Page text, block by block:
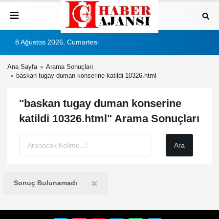
8 Ağustos 2026, Cumartesi
Ana Sayfa
Arama Sonuçları
baskan tugay duman konserine katildi 10326.html
"baskan tugay duman konserine
katildi 10326.html" Arama Sonuçları
Sonuç Bulunamadı ×